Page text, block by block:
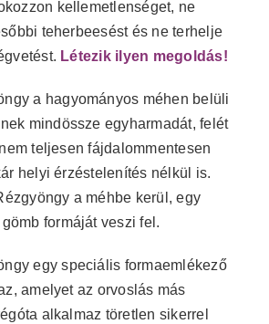
kellemetlenséget, ne
teherbeesést és ne terhelje
Létezik ilyen megoldás!
a hagyományos méhen belüli
mindössze egyharmadát, felét
teljesen fájdalommentesen
helyi érzéstelenítés nélkül is.
a méhbe kerül, egy
formáját veszi fel.
egy speciális formaemlékező
amelyet az orvoslás más
alkalmaz töretlen sikerrel